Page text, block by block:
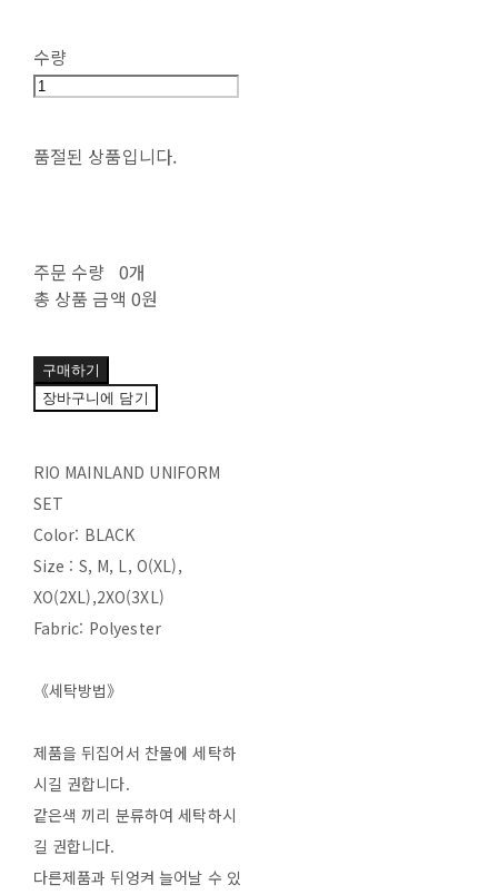
수량
품절된 상품입니다.
주문 수량 0개
총 상품 금액 0원
구매하기
장바구니에 담기
RIO MAINLAND UNIFORM
SET
Color: BLACK
Size : S, M, L, O(XL),
XO(2XL),2XO(3XL)
Fabric: Polyester
《세탁방법》
제품을 뒤집어서 찬물에 세탁하
시길 권합니다.
같은색 끼리 분류하여 세탁하시
길 권합니다.
다른제품과 뒤엉켜 늘어날 수 있